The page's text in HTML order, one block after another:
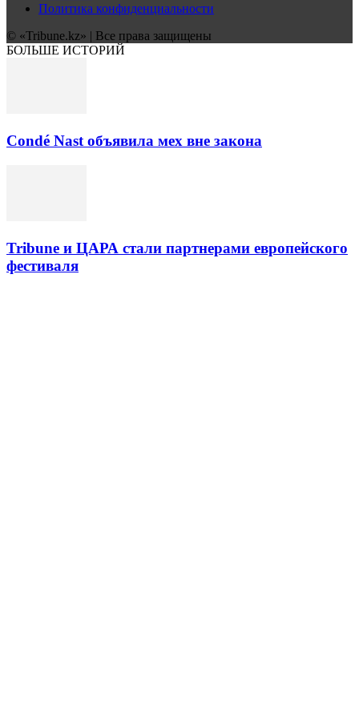
Политика конфиденциальности
© «Tribune.kz» | Все права защищены
БОЛЬШЕ ИСТОРИЙ
Condé Nast объявила мех вне закона
Tribune и ЦАРА стали партнерами европейского
фестиваля